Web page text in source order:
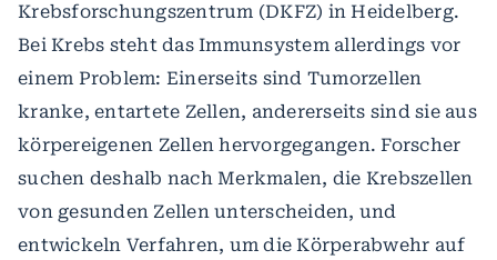
Krebsforschungszentrum (DKFZ) in Heidelberg.
Bei Krebs steht das Immunsystem allerdings vor
einem Problem: Einerseits sind Tumorzellen
kranke, entartete Zellen, andererseits sind sie aus
körpereigenen Zellen hervorgegangen. Forscher
suchen deshalb nach Merkmalen, die Krebszellen
von gesunden Zellen unterscheiden, und
entwickeln Verfahren, um die Körperabwehr auf